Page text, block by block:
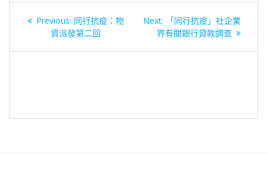
文
Previous: Previous
post:
同行抗疫：物
資派發第二回
Next:
Next
post:
「同行抗疫」社企業
界有關銀行貸款調查